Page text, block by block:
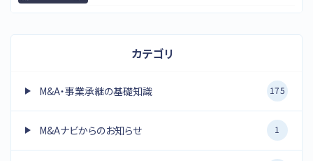
カテゴリ
M&A・事業承継の基礎知識 175
M&Aナビからのお知らせ 1